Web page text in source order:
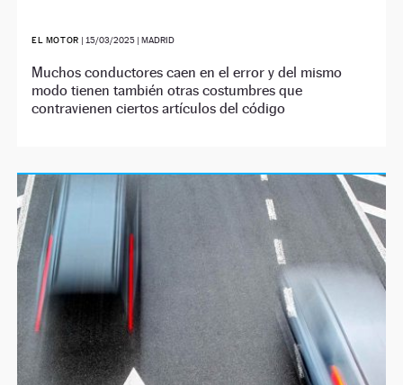
EL MOTOR | 15/03/2025| MADRID
Muchos conductores caen en el error y del mismo
modo tienen también otras costumbres que
contravienen ciertos artículos del código